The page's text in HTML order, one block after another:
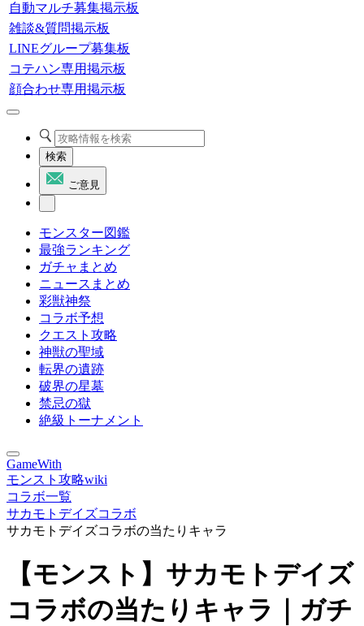
自動マルチ募集掲示板
雑談&質問掲示板
LINEグループ募集板
コテハン専用掲示板
顔合わせ専用掲示板
検索
ご意見
モンスター図鑑
最強ランキング
ガチャまとめ
ニュースまとめ
彩獣神祭
コラボ予想
クエスト攻略
神獣の聖域
転界の遺跡
破界の星墓
禁忌の獄
絶級トーナメント
GameWith
モンスト攻略wiki
コラボ一覧
サカモトデイズコラボ
サカモトデイズコラボの当たりキャラ
【モンスト】サカモトデイズ
コラボの当たりキャラ｜ガチ